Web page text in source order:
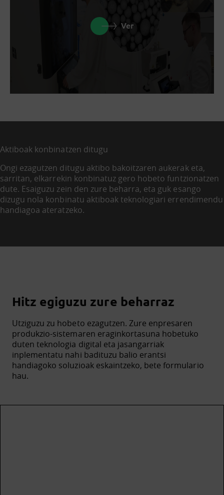
Ver
Aktiboak konbinatzen ditugu
Ongi ezagutzen ditugu aktibo bakoitzaren aukerak eta,
sarritan, elkarrekin konbinatuz gero hobeto funtzionatzen
dute. Esaiguzu zein den zure beharra, eta guk esango
dizugu nola konbinatu aktiboak teknologiari errendimendu
handiagoa ateratzeko.
Hitz egiguzu zure beharraz
Utziguzu zu hobeto ezagutzen. Zure enpresaren
produkzio-sistemaren eraginkortasuna hobetuko
duten teknologia digital eta jasangarriak
inplementatu nahi badituzu balio erantsi
handiagoko soluzioak eskaintzeko, bete formulario
hau.